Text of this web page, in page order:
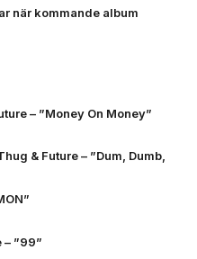
när kommande album
– ”Money On Money”
& Future – ”Dum, Dumb,
– ”99”